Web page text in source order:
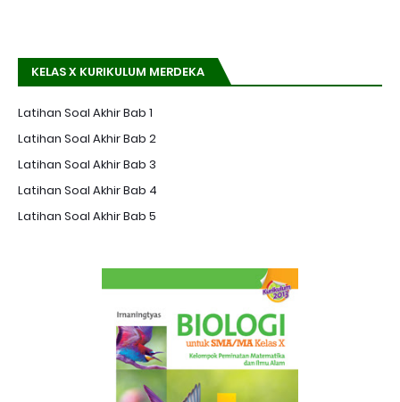
KELAS X KURIKULUM MERDEKA
Latihan Soal Akhir Bab 1
Latihan Soal Akhir Bab 2
Latihan Soal Akhir Bab 3
Latihan Soal Akhir Bab 4
Latihan Soal Akhir Bab 5